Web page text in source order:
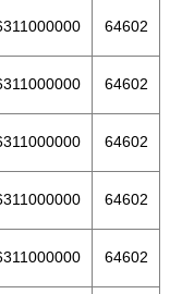
64602
64602
64602
64602
64602